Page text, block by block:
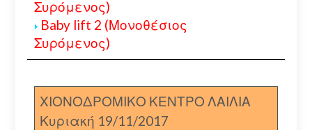
Συρόμενος)
Baby lift 2 (Μονοθέσιος
Συρόμενος)
ΧΙΟΝΟΔΡΟΜΙΚΟ ΚΕΝΤΡΟ ΛΑΙΛΙΑ
Κυριακή 19/11/2017